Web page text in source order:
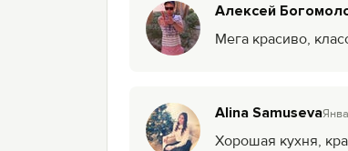
Алексей
Мега красиво,
Alina Samuseva
Хорошая кухня,